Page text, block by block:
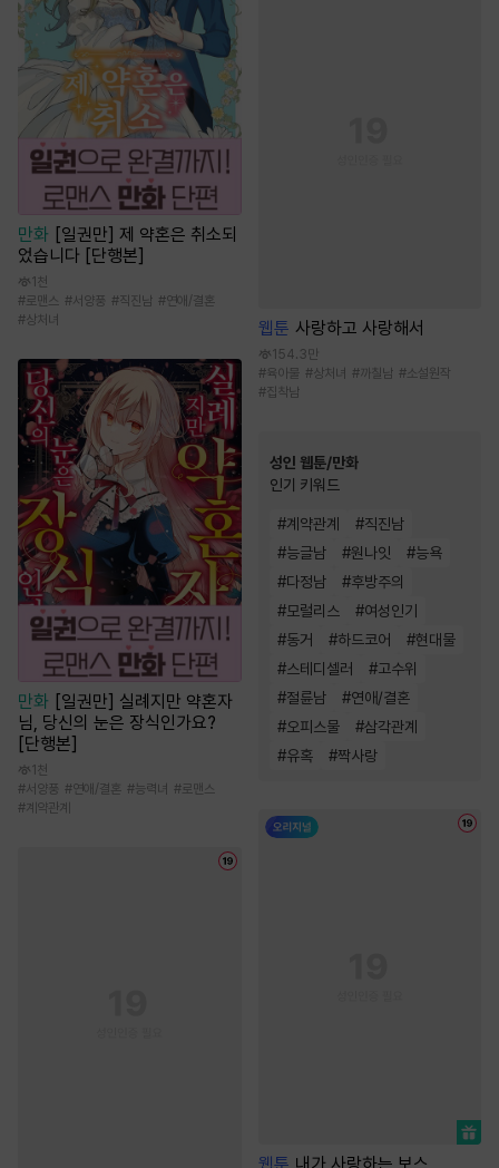
만화
[일권만] 제 약혼은 취소되
었습니다 [단행본]
1천
#로맨스 #서양풍 #직진남 #연애/결혼
#상처녀
만화 [일권만] 실례지만 약혼자
님, 당신의 눈은 장식인가요?
[단행본]
1천
#서양풍 #연애/결혼 #능력녀 #로맨스
# 계약관계
웹툰 사랑하고 사랑해서
154.3만
#육아물 #상처녀 #까칠남 #소설원작
#집착남
성인 웹툰/만화
인기 키워드
#계약관계 #직진남
#능글남 #원나잇 #능욕
#다정남 #후방주의
#모럴리스 #여성인기
#동거 #하드코어 #현대물
#스테디셀러 #고수위
#절륜남 #연애/결혼
#오피스물 #삼각관계
#유혹 #짝사랑